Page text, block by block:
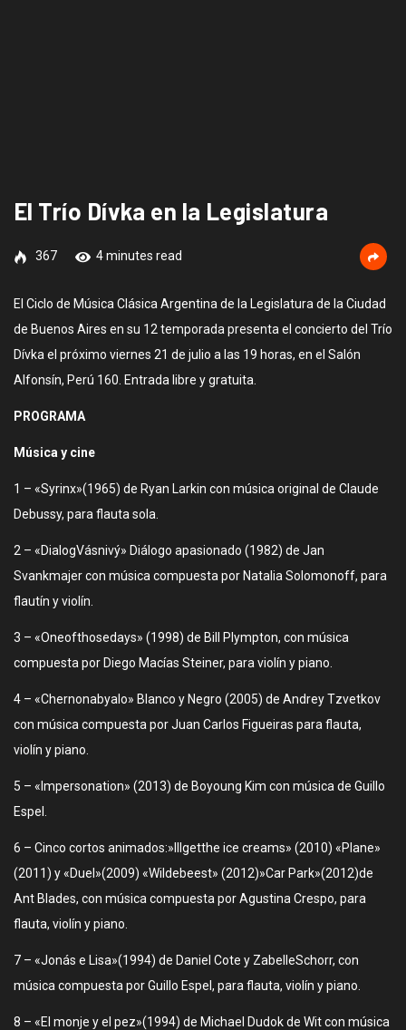
El Trío Dívka en la Legislatura
367 4 minutes read
El Ciclo de Música Clásica Argentina de la Legislatura de la Ciudad
de Buenos Aires en su 12 temporada presenta el concierto del Trío
Dívka el próximo viernes 21 de julio a las 19 horas, en el Salón
Alfonsín, Perú 160. Entrada libre y gratuita.
PROGRAMA
Música y cine
1 – «Syrinx»(1965) de Ryan Larkin con música original de Claude
Debussy, para flauta sola.
2 – «DialogVásnivý» Diálogo apasionado (1982) de Jan
Svankmajer con música compuesta por Natalia Solomonoff, para
flautín y violín.
3 – «Oneofthosedays» (1998) de Bill Plympton, con música
compuesta por Diego Macías Steiner, para violín y piano.
4 – «Chernonabyalo» Blanco y Negro (2005) de Andrey Tzvetkov
con música compuesta por Juan Carlos Figueiras para flauta,
violín y piano.
5 – «Impersonation» (2013) de Boyoung Kim con música de Guillo
Espel.
6 – Cinco cortos animados:»Illgetthe ice creams» (2010) «Plane»
(2011) y «Duel»(2009) «Wildebeest» (2012)»Car Park»(2012)de
Ant Blades, con música compuesta por Agustina Crespo, para
flauta, violín y piano.
7 – «Jonás e Lisa»(1994) de Daniel Cote y ZabelleSchorr, con
música compuesta por Guillo Espel, para flauta, violín y piano.
8 – «El monje y el pez»(1994) de Michael Dudok de Wit con música